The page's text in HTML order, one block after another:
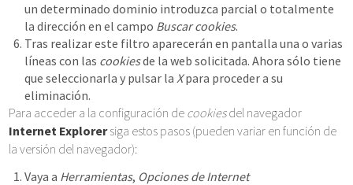
un determinado dominio introduzca parcial o totalmente
la dirección en el campo Buscar cookies.
Tras realizar este filtro aparecerán en pantalla una o varias
líneas con las cookiesde la web solicitada. Ahora sólo tiene
que seleccionarla y pulsar laXpara proceder a su
eliminación.
Para acceder a la configuración de cookiesdel navegador
Internet Explorersiga estos pasos (pueden variar en función de
la versión del navegador):
Vaya a Herramientas, Opciones de Internet